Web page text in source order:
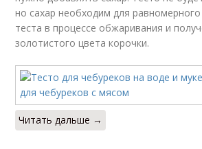
но сахар необходим для
теста в процессе обжаривания и
золотистого цвета корочки.
Читать дальше →